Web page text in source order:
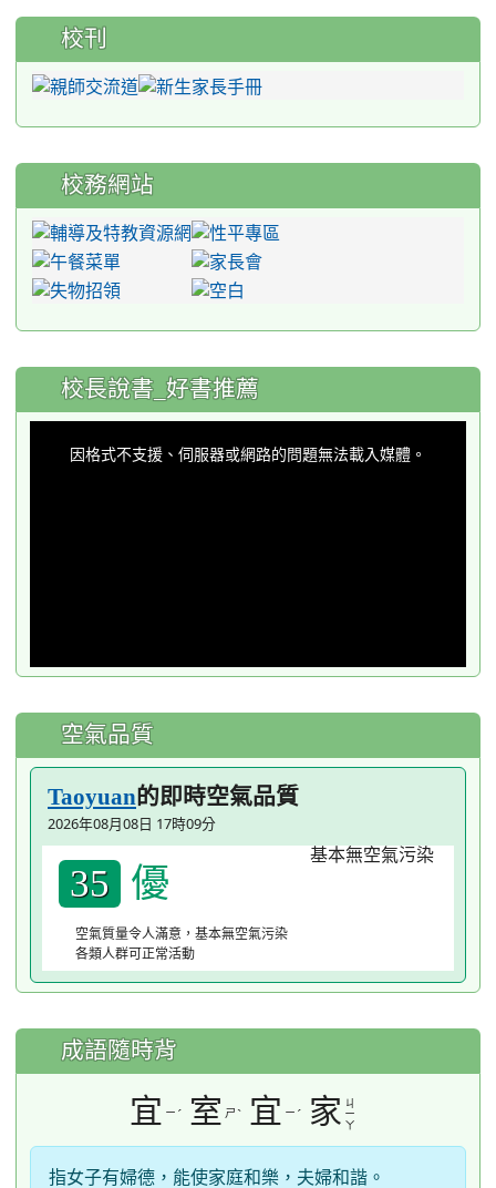
校刊
校務網站
:::
校長說書_好書推薦
因格式不支援、伺服器或網路的問題無法載入媒體。
空氣品質
Taoyuan的即時空氣品質
2026年08月08日 17時09分
35 優
空氣質量令人滿意，基本無空氣污染
各類人群可正常活動
成語隨時背
宜 ㄧ ˊ 室 ㄕ ˋ 宜 ㄧ ˊ 家 ㄐ
ㄧ
ㄚ
指女子有婦德，能使家庭和樂，夫婦和諧。